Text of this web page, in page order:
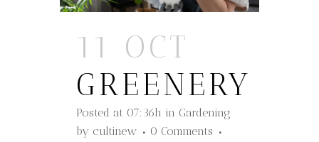
11 OCT
GREENERY
Posted at 07:36h in Gardening
by cultinew
0 Comments